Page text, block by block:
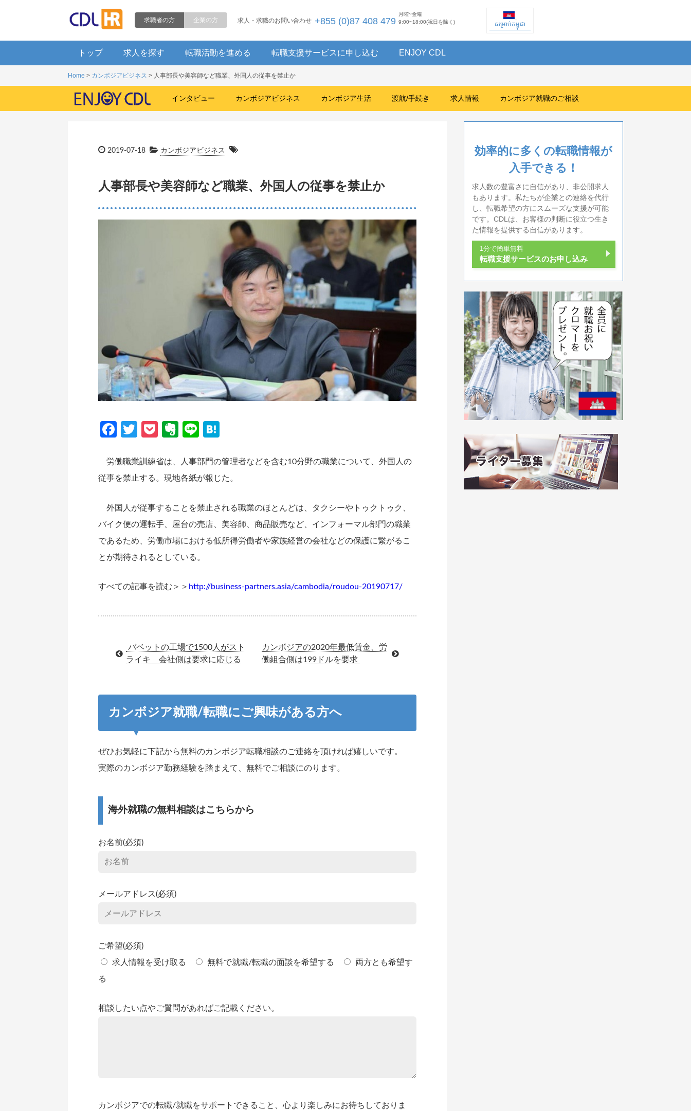
求人・求職のお問い合わせ +855 (0)87 408 479
月曜~金曜
9:00~18:00(祝日を除く)
សម្រាប់កម្ពុជា
求職者の方 企業の方
トップ 求人を探す 転職活動を進める 転職支援サービスに申し込む ENJOY CDL
Home > カンボジアビジネス > 人事部長や美容師など職業、外国人の従事を禁止か
インタビュー カンボジアビジネス カンボジア生活 渡航/手続き 求人情報 カンボジア就職のご相談
2019-07-18 カンボジアビジネス
人事部長や美容師など職業、外国人の従事を禁止か
Facebook
Twitter
PocketEvernote
Line
労働職業訓練省は、人事部門の管理者などを含む10分野の職業について、外国人の
従事を禁止する。現地各紙が報じた。
外国人が従事することを禁止される職業のほとんどは、タクシーやトゥクトゥク、
バイク便の運転手、屋台の売店、美容師、商品販売など、インフォーマル部門の職業
であるため、労働市場における低所得労働者や家族経営の会社などの保護に繋がるこ
とが期待されるとしている。
すべての記事を読む＞＞ http://business-partners.asia/cambodia/roudou-20190717/
バベットの工場で1500人がスト
ライキ 会社側は要求に応じる
カンボジアの2020年最低賃金、労
働組合側は199ドルを要求
カンボジア就職/転職にご興味がある方へ
ぜひお気軽に下記から無料のカンボジア転職相談のご連絡を頂ければ嬉しいです。
実際のカンボジア勤務経験を踏まえて、無料でご相談にのります。
海外就職の無料相談はこちらから
お名前(必須)
メールアドレス(必須)
ご希望(必須)
求人情報を受け取る
無料で就職/転職の面談を希望する
両方とも希望す
る
相談したい点やご質問があればご記載ください。
カンボジアでの転職/就職をサポートできること、心より楽しみにお待ちしておりま
効率的に多くの転職情報が
入手できる！
求人数の豊富さに自信があり、非公開求人
もあります。私たちが企業との連絡を代行
し、転職希望の方にスムーズな支援が可能
です。CDLは、お客様の判断に役立つ生き
た情報を提供する自信があります。
1分で簡単無料
転職支援サービスのお申し込み